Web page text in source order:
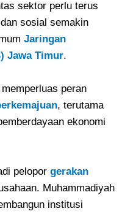
sektor perlu terus
sosial semakin
Jaringan
Jawa Timur.
peran
, terutama
ekonomi
pelopor gerakan
Muhammadiyah
institusi